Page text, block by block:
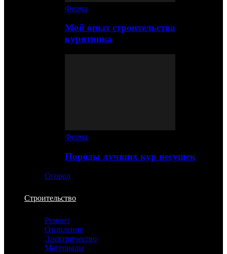
Ферма
Мой опыт строительства
курятника
Ферма
Породы лучших кур несушек
Огород
Строительство
Ремонт
Отопление
Электричество
Материалы